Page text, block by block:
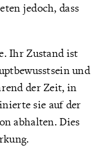
jedoch, dass
Ihr Zustand ist
und
der Zeit, in
sie auf der
abhalten. Dies